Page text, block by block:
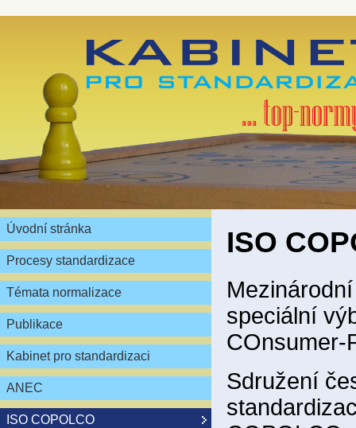
Úvodní stránka
Procesy standardizace
Témata normalizace
Publikace
Kabinet pro standardizaci
ANEC
ISO COPOLCO
ISO
speciální
COnsumer-
Sdružení